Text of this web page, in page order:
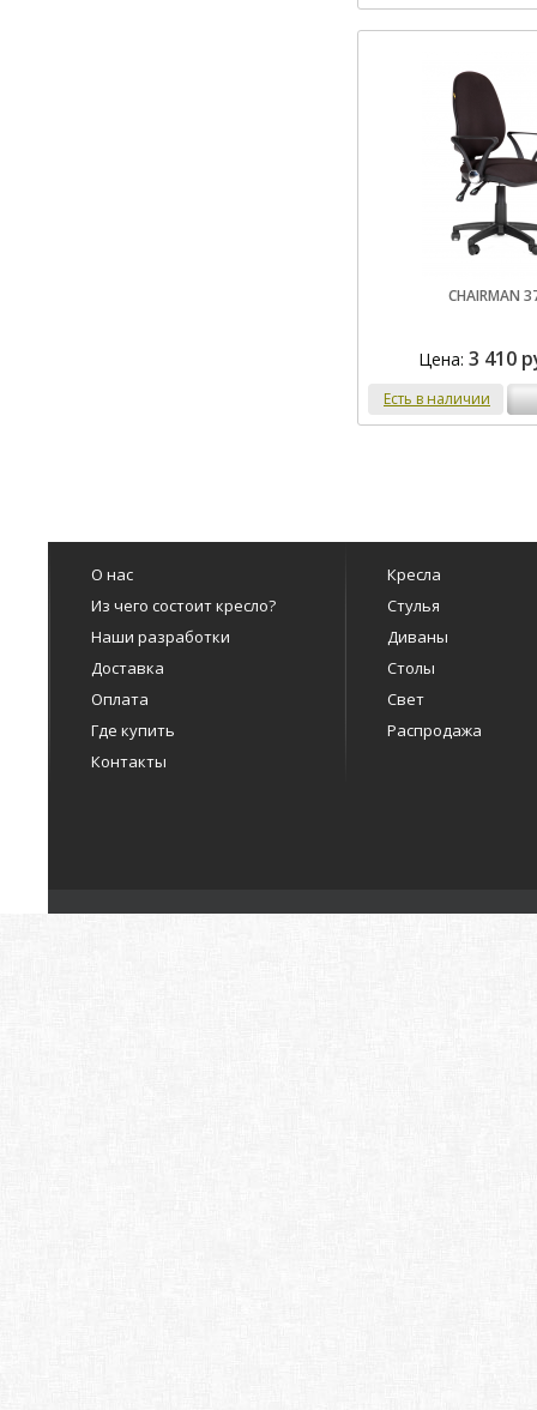
CHAIRMAN
Цена: 3 410
Есть в наличии
О нас
Из чего состоит кресло?
Наши разработки
Доставка
Оплата
Где купить
Контакты
Кресла
Стулья
Диваны
Столы
Свет
Распродажа